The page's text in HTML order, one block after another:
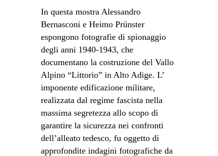
In questa mostra Alessandro
Bernasconi e Heimo Prünster
espongono fotografie di spionaggio
degli anni 1940-1943, che
documentano la costruzione del Vallo
Alpino “Littorio” in Alto Adige. L’
imponente edificazione militare,
realizzata dal regime fascista nella
massima segretezza allo scopo di
garantire la sicurezza nei confronti
dell’alleato tedesco, fu oggetto di
approfondite indagini fotografiche da